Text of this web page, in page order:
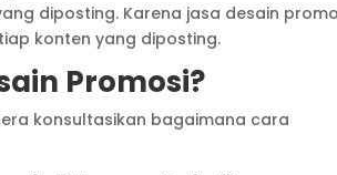
diposting. Karena jasa desain
konten yang diposting.
Promosi?
konsultasikan bagaimana cara